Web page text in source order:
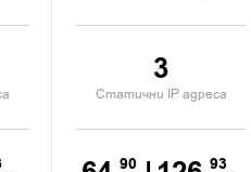
3
Статични IP адреса
90 93